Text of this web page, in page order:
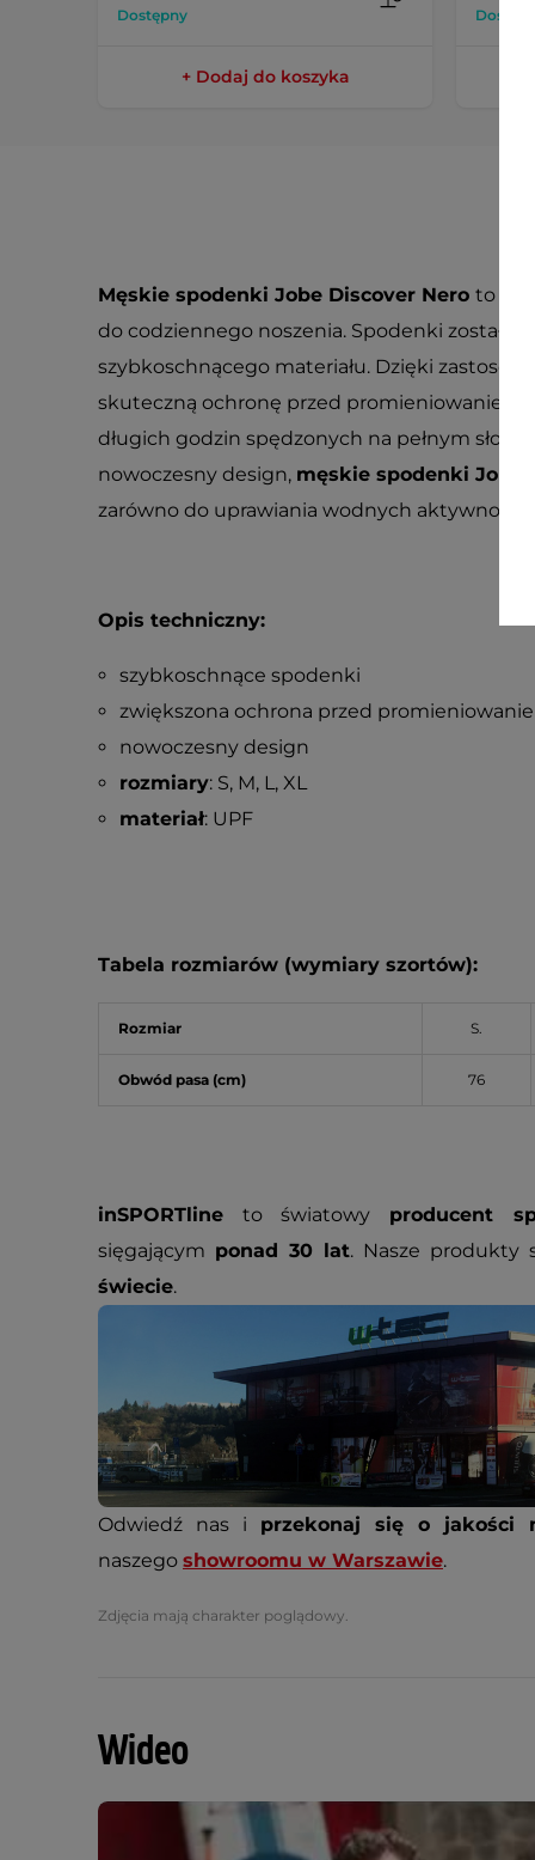
Dostępny
+ Dodaj do koszyka
Męskie spodenki Jobe Discover Nero to
do codziennego noszenia. Spodenki zostały
szybkoschnącego materiału. Dzięki
skuteczną ochronę przed promieniowaniem
długich godzin spędzonych na pełnym
nowoczesny design, męskie spodenki Jobe
zarówno do uprawiania wodnych
Opis techniczny:
szybkoschnące spodenki
zwiększona ochrona przed
nowoczesny design
rozmiary: S, M, L, XL
materiał: UPF
Tabela rozmiarów (wymiary szortów):
Rozmiar S.
Obwód pasa (cm) 76
inSPORTline to światowy producent
sięgającym ponad 30 lat. Nasze
świecie.
Odwiedź nas i przekonaj się o jakości
naszego showroomu w Warszawie.
Zdjęcia mają charakter poglądowy.
Wideo